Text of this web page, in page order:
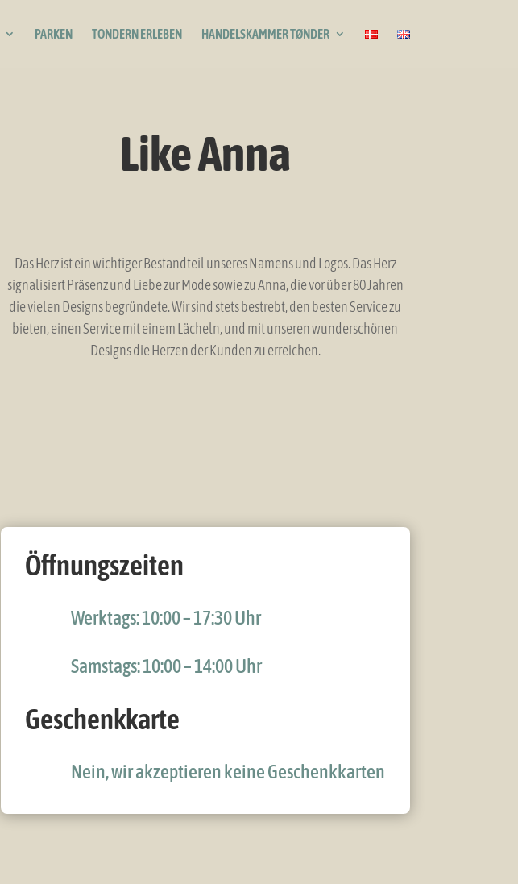
PARKEN TONDERN ERLEBEN HANDELSKAMMER TØNDER
Like Anna
Das Herz ist ein wichtiger Bestandteil unseres Namens und Logos. Das Herz
signalisiert Präsenz und Liebe zur Mode sowie zu Anna, die vor über 80 Jahren
die vielen Designs begründete. Wir sind stets bestrebt, den besten Service zu
bieten, einen Service mit einem Lächeln, und mit unseren wunderschönen
Designs die Herzen der Kunden zu erreichen.
Öffnungszeiten
Werktags: 10:00 – 17:30 Uhr
Samstags: 10:00 – 14:00 Uhr
Geschenkkarte
Nein, wir akzeptieren keine Geschenkkarten